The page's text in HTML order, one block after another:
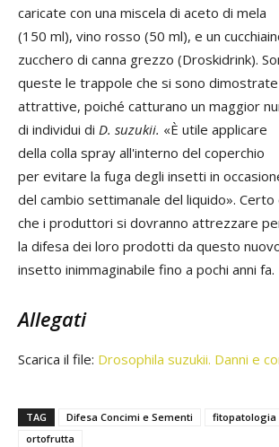
caricate con una miscela di aceto di mela
(150 ml), vino rosso (50 ml), e un
zucchero di canna grezzo (Droskidrink).
queste le trappole che si sono
attrattive, poiché catturano un maggior
di individui di D. suzukii. «È utile applicare
della colla spray all'interno del coperchio
per evitare la fuga degli insetti in
del cambio settimanale del liquido». Certo
che i produttori si dovranno attrezzare
la difesa dei loro prodotti da questo
insetto inimmaginabile fino a pochi anni fa.
Allegati
Scarica il file: Drosophila suzukii. Danni e
TAG Difesa Concimi e Sementi fitopatologia
ortofrutta